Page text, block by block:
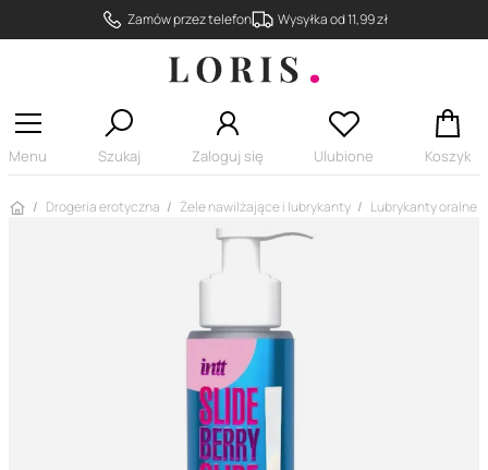
Zamów przez telefon Wysyłka od 11,99 zł
Menu Szukaj Zaloguj się Ulubione Koszyk
Strona główna
Drogeria erotyczna Żele nawilżające i lubrykanty Lubrykanty oralne